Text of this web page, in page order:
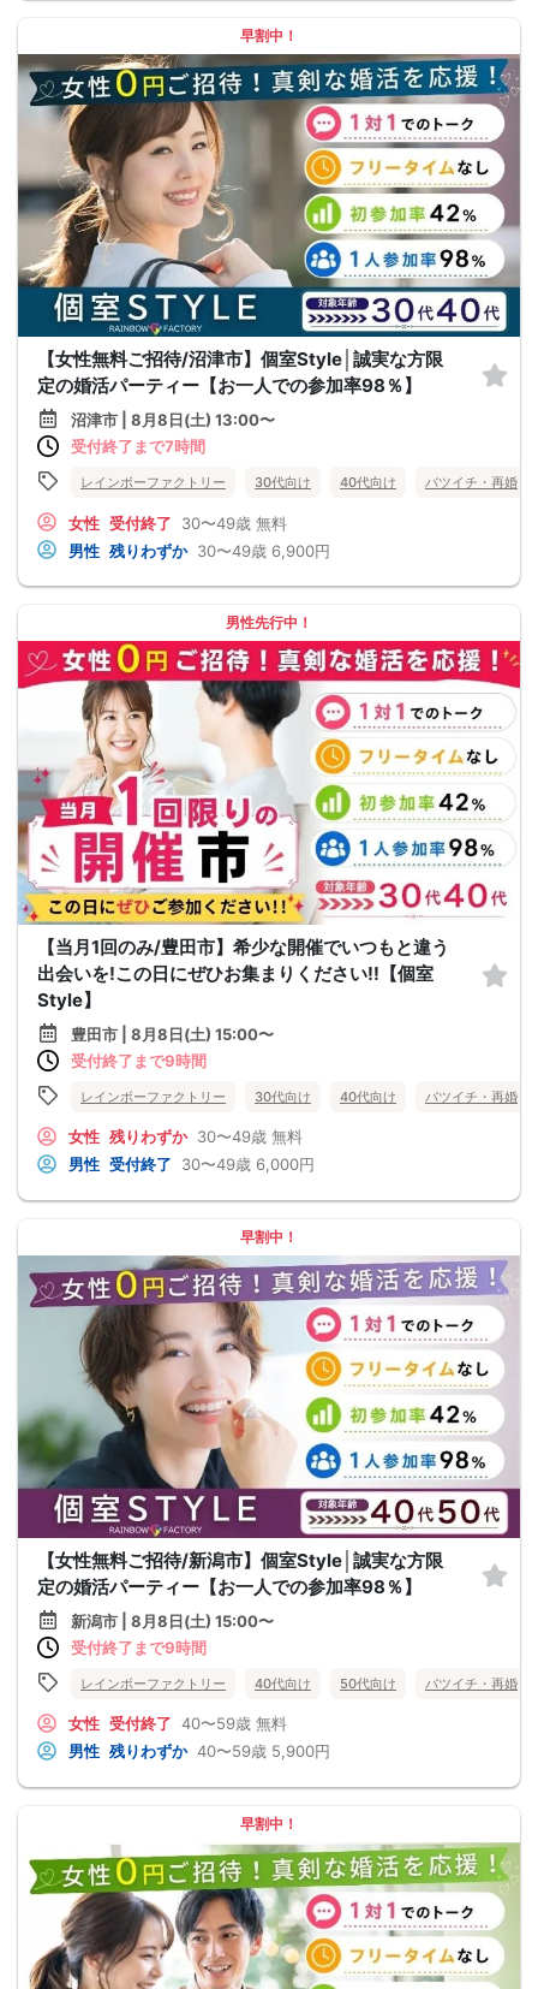
早割中！
【女性無料ご招待/沼津市】個室Style│誠実な方限
定の婚活パーティー【お一人での参加率98％】
沼津市 | 8月8日(土) 13:00〜
受付終了まで7時間
レインボーファクトリー 30代向け 40代向け バツイチ・再婚
女性 受付終了 30〜49歳 無料
男性 残りわずか 30〜49歳 6,900円
男性先行中！
【当月1回のみ/豊田市】希少な開催でいつもと違う
出会いを!この日にぜひお集まりください!!【個室
Style】
豊田市 | 8月8日(土) 15:00〜
受付終了まで9時間
レインボーファクトリー 30代向け 40代向け バツイチ・再婚
女性 残りわずか 30〜49歳 無料
男性 受付終了 30〜49歳 6,000円
早割中！
【女性無料ご招待/新潟市】個室Style│誠実な方限
定の婚活パーティー【お一人での参加率98％】
新潟市 | 8月8日(土) 15:00〜
受付終了まで9時間
レインボーファクトリー 40代向け 50代向け バツイチ・再婚
女性 受付終了 40〜59歳 無料
男性 残りわずか 40〜59歳 5,900円
早割中！